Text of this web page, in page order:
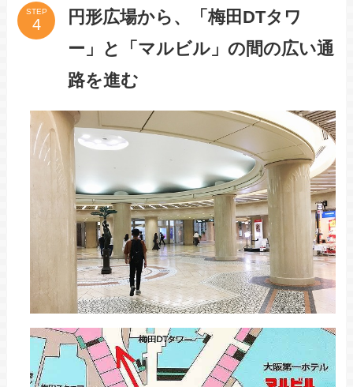
STEP
円形広場から、「梅田DTタワ
ー」と「マルビル」の間の広い通
路を進む